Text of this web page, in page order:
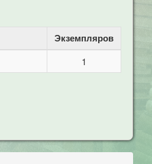
Экземпляров
1